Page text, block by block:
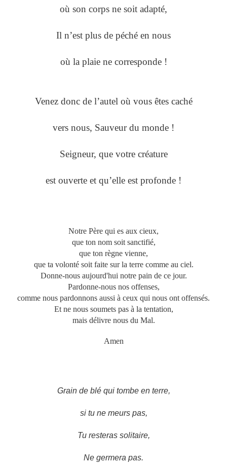
où son corps ne soit adapté,
Il n’est plus de péché en nous
où la plaie ne corresponde !
Venez donc de l’autel où vous êtes caché
vers nous, Sauveur du monde !
Seigneur, que votre créature
est ouverte et qu’elle est profonde !
Notre Père qui es aux cieux,
que ton nom soit sanctifié,
que ton règne vienne,
que ta volonté soit faite sur la terre comme au ciel.
Donne-nous aujourd'hui notre pain de ce jour.
Pardonne-nous nos offenses,
comme nous pardonnons aussi à ceux qui nous ont offensés.
Et ne nous soumets pas à la tentation,
mais délivre nous du Mal.
Amen
Grain de blé qui tombe en terre,
si tu ne meurs pas,
Tu resteras solitaire,
Ne germera pas.